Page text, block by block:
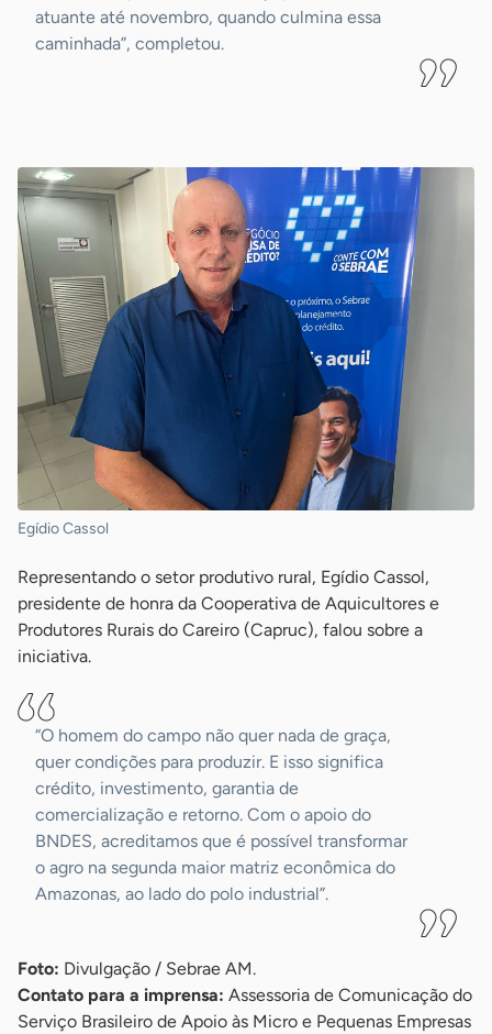
atuante até novembro, quando culmina essa
caminhada”, completou.
Egídio Cassol
Representando o setor produtivo rural, Egídio Cassol,
presidente de honra da Cooperativa de Aquicultores e
Produtores Rurais do Careiro (Capruc), falou sobre a
iniciativa.
“O homem do campo não quer nada de graça,
quer condições para produzir. E isso significa
crédito, investimento, garantia de
comercialização e retorno. Com o apoio do
BNDES, acreditamos que é possível transformar
o agro na segunda maior matriz econômica do
Amazonas, ao lado do polo industrial”.
Foto: Divulgação / Sebrae AM.
Contato para a imprensa: Assessoria de Comunicação do
Serviço Brasileiro de Apoio às Micro e Pequenas Empresas